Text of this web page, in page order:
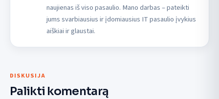
naujienas iš viso pasaulio. Mano darbas – pateikti
jums svarbiausius ir įdomiausius IT pasaulio įvykius
aiškiai ir glaustai.
DISKUSIJA
Palikti komentarą